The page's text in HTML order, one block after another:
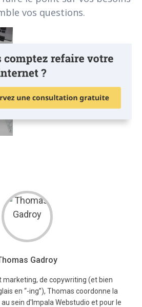
vos questions.
Gadroy
marketing, de copywriting (et bien
en “-ing”), Thomas coordonne la
sein d'Impala Webstudio et pour le